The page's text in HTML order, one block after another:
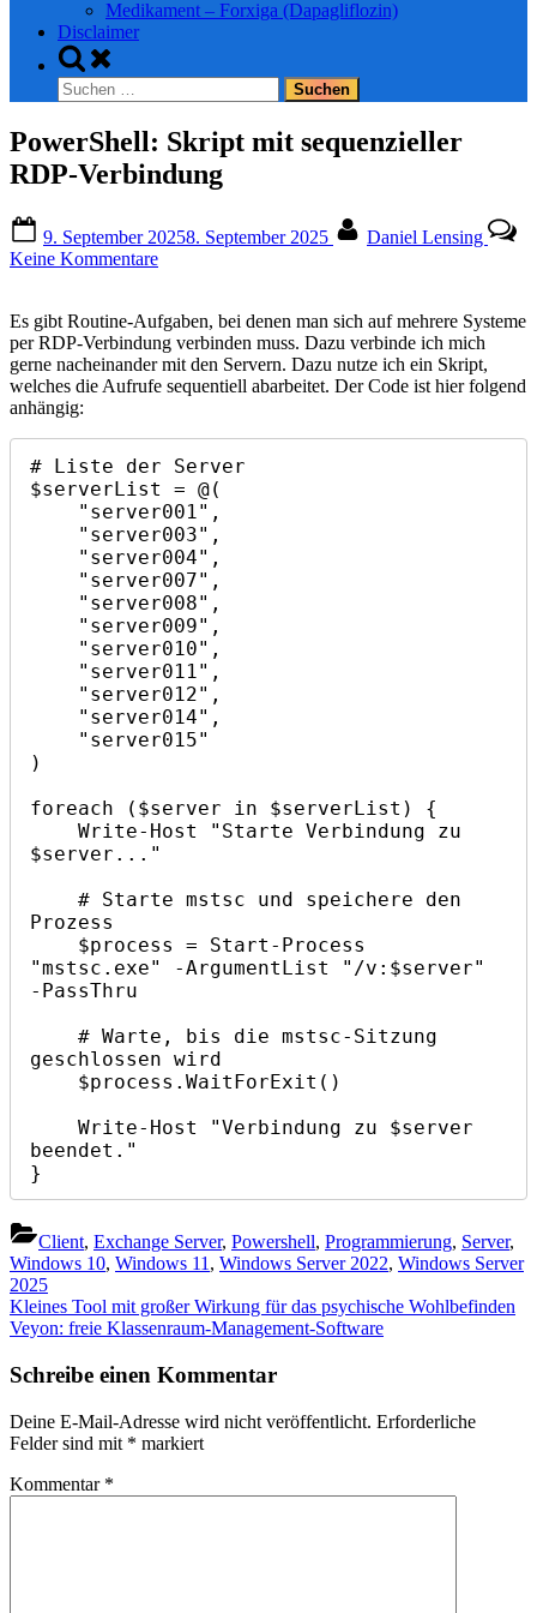
Medikament – Forxiga (Dapagliflozin)
Disclaimer
Toggle
search
form
Suchen
nach:
PowerShell: Skript mit sequenzieller
RDP-Verbindung
on
9. September 20258. September 2025
Daniel Lensing
Keine Kommentarezu
mit
sequenzieller
RDP-
Verbindung
Es gibt Routine-Aufgaben, bei denen man sich auf mehrere Systeme
per RDP-Verbindung verbinden muss. Dazu verbinde ich mich
gerne nacheinander mit den Servern. Dazu nutze ich ein Skript,
welches die Aufrufe sequentiell abarbeitet. Der Code ist hier folgend
anhängig:
# Liste der Server
$serverList = @(
)
foreach ($server in $serverList) {
$server..."
Prozess
"mstsc.exe" -ArgumentList "/v:$server"
-PassThru
geschlossen wird
beendet."
}
Client, Exchange Server, Powershell, Programmierung, Server,
Windows 10, Windows 11, Windows Server 2022, Windows Server
2025
Beitragsnavigation
Previous
Post:
Kleines Tool mit großer Wirkung für das psychische Wohlbefinden
Next
Veyon: freie Klassenraum-Management-Software
Schreibe einen Kommentar
Deine E-Mail-Adresse wird nicht veröffentlicht. Erforderliche
Felder sind mit * markiert
Kommentar *